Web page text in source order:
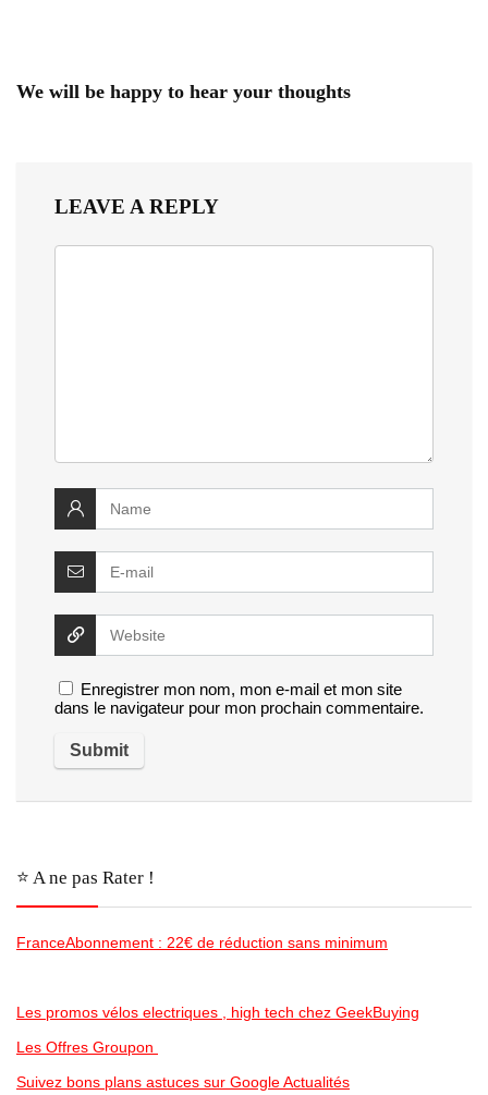
We will be happy to hear your thoughts
LEAVE A REPLY
Enregistrer mon nom, mon e-mail et mon site
dans le navigateur pour mon prochain commentaire.
⭐️ A ne pas Rater !
FranceAbonnement : 22€ de réduction sans minimum
Les promos vélos electriques , high tech chez GeekBuying
Les Offres Groupon
Suivez bons plans astuces sur Google Actualités